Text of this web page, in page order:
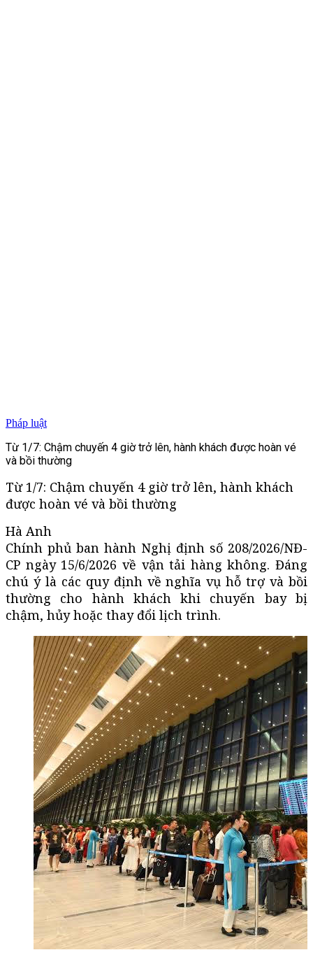
Pháp luật
Từ 1/7: Chậm chuyến 4 giờ trở lên, hành khách được hoàn vé
và bồi thường
Từ 1/7: Chậm chuyến 4 giờ trở lên, hành khách
được hoàn vé và bồi thường
Hà Anh
Chính phủ ban hành Nghị định số 208/2026/NĐ-
CP ngày 15/6/2026 về vận tải hàng không. Đáng
chú ý là các quy định về nghĩa vụ hỗ trợ và bồi
thường cho hành khách khi chuyến bay bị
chậm, hủy hoặc thay đổi lịch trình.